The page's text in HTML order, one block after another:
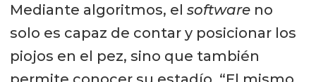
Mediante algoritmos, el softwareno
solo es capaz de contar y posicionar los
piojos en el pez, sino que también